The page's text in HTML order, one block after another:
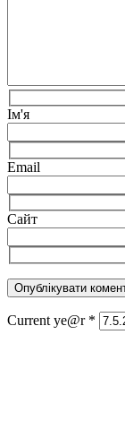
Ім'я
Email
Сайт
Current ye@r *